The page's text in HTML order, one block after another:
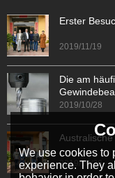
Erster
2019/11/19
Die am
2019/10/28
2019/10/26
We use cookies to
experience. They